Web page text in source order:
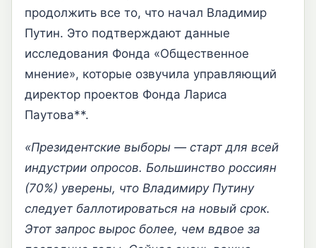
продолжить все то, что начал Владимир
Путин. Это подтверждают данные
исследования Фонда «Общественное
мнение», которые озвучила управляющий
директор проектов Фонда Лариса
Паутова**.
«Президентские выборы — старт для всей
индустрии опросов. Большинство россиян
(70%) уверены, что Владимиру Путину
следует баллотироваться на новый срок.
Этот запрос вырос более, чем вдвое за